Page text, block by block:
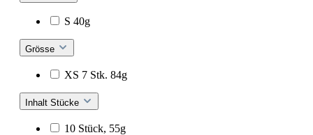
S 40g
Grösse
XS 7 Stk. 84g
Inhalt Stücke
10 Stück, 55g